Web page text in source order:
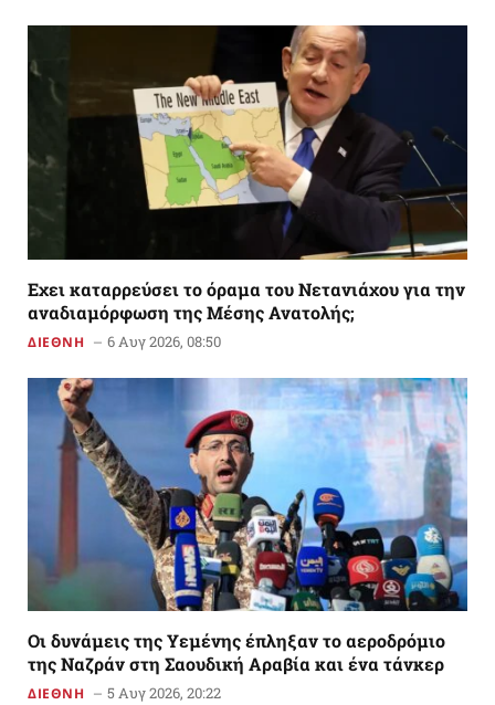
Εχει καταρρεύσει το όραμα του Νετανιάχου για την
αναδιαμόρφωση της Μέσης Ανατολής;
ΔΙΕΘΝΗ 6 Αυγ 2026, 08:50
Οι δυνάμεις της Υεμένης έπληξαν το αεροδρόμιο
της Ναζράν στη Σαουδική Αραβία και ένα τάνκερ
ΔΙΕΘΝΗ 5 Αυγ 2026, 20:22